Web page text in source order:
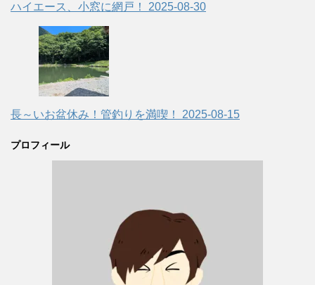
ハイエース、小窓に網戸！ 2025-08-30
長～いお盆休み！管釣りを満喫！ 2025-08-15
プロフィール